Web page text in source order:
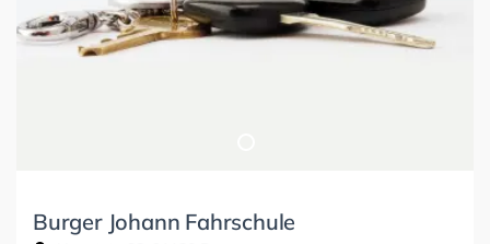
Burger Johann Fahrschule